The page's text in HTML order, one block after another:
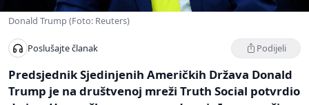
Donald Trump (Foto: Reuters)
Poslušajte članak Podijeli
Predsjednik Sjedinjenih Američkih Država Donald
Trump je na društvenoj mreži Truth Social potvrdio